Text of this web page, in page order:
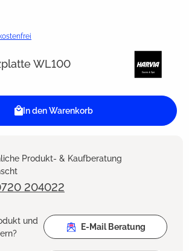
WL100
In den Warenkorb
Produkt- & Kaufberatung
204022
und
E-Mail Beratung